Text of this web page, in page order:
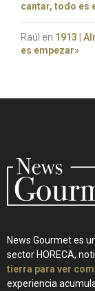
cantar, todo es
Raúl en 1913 |
es empezar»
News Gourmet es
sector HORECA,
tierra para ver
experiencia